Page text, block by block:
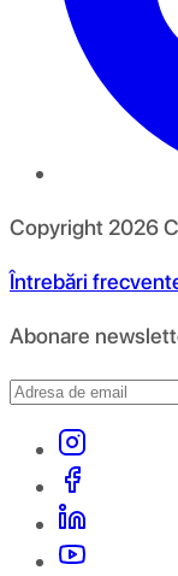
Copyright 2026
Întrebări
Abonare